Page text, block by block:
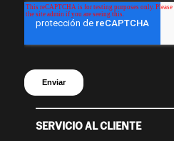
SERVICIO AL CLIENTE